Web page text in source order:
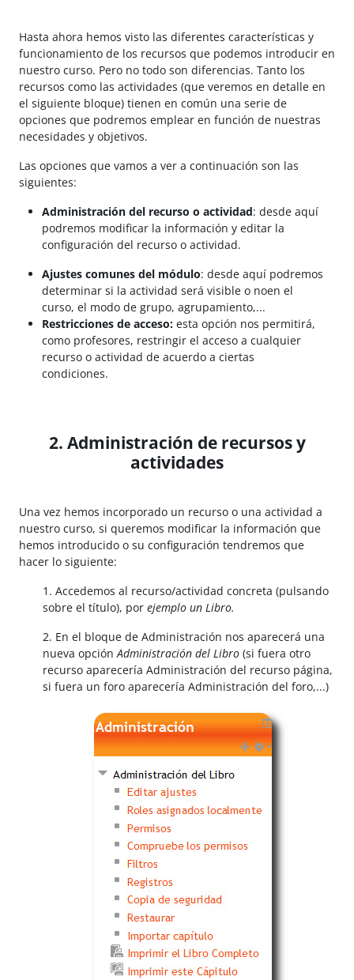
Hasta ahora hemos visto las diferentes características y
funcionamiento de los recursos que podemos introducir en
nuestro curso. Pero no todo son diferencias. Tanto los
recursos como las actividades (que veremos en detalle en
el siguiente bloque) tienen en común una serie de
opciones que podremos emplear en función de nuestras
necesidades y objetivos.
Las opciones que vamos a ver a continuación son las
siguientes:
Administración del recurso o actividad: desde aquí
podremos modificar la información y editar la
configuración del recurso o actividad.
Ajustes comunes del módulo: desde aquí podremos
determinar si la actividad será visible o noen el
curso, el modo de grupo, agrupamiento,...
Restricciones de acceso:esta opción nos permitirá,
como profesores, restringir el acceso a cualquier
recurso o actividad de acuerdo a ciertas
condiciones.
2. Administración de recursos y
actividades
Una vez hemos incorporado un recurso o una actividad a
nuestro curso, si queremos modificar la información que
hemos introducido o su configuración tendremos que
hacer lo siguiente:
1. Accedemos al recurso/actividad concreta (pulsando
sobre el título), por ejemplo un Libro.
2. En el bloque de Administración nos aparecerá una
nueva opciónAdministración del Libro (si fuera otro
recurso aparecería Administración del recurso página,
si fuera un foro aparecería Administración del foro,...)